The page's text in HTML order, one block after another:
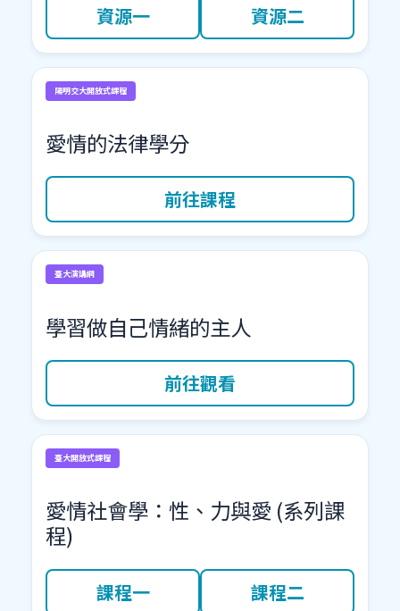
資源一 資源二
陽明交大開放式課程
愛情的法律學分
前往課程
臺大演講網
學習做自己情緒的主人
前往觀看
臺大開放式課程
愛情社會學：性、力與愛 (系列課
程)
課程一 課程二